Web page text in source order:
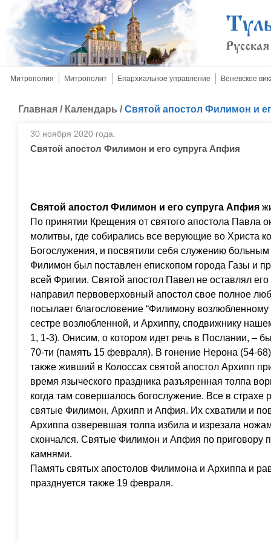
Митрополия Митрополит Епархиальное управление Веневское
Главная / Календарь /Святой апостол Филимон и
30 ноября 2020 года.
Святой апостол Филимон и его супруга Апфия
Святой апостол Филимон и его супруга Апфия
По принятии Крещения от святого апостола Павла
молитвы, где собирались все верующие во Христа
Богослужения, и посвятили себя служению
Филимон был поставлен епископом города Газы и
всей Фригии. Святой апостол Павел не оставлял
направил первоверховный апостол свое полное
посылает благословение “Филимону
сестре возлюбленной, и Архиппу, сподвижнику
1, 1-3). Онисим, о котором идет речь в Послании, –
70-ти (память 15 февраля). В гонение Нерона (54-
также живший в Колоссах святой апостол Архипп
время языческого праздника разъяренная толпа
когда там совершалось богослужение. Все в страхе
святые Филимон, Архипп и Апфия. Их схватили и
Архиппа озверевшая толпа избила и изрезала
скончался. Святые Филимон и Апфия по приговору
камнями.
Память святых апостолов Филимона и Архиппа и
празднуется также 19 февраля.